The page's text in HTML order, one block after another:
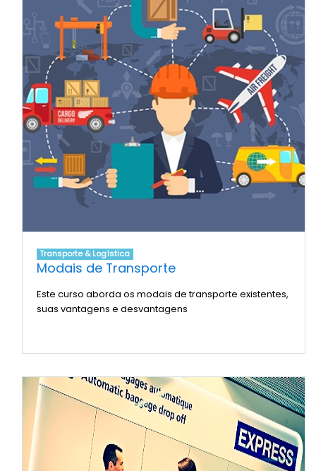
Transporte & Logística
Modais de Transporte
Este curso aborda os modais de transporte existentes,
suas vantagens e desvantagens